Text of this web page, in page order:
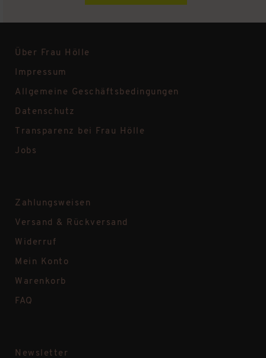
Über Frau Hölle
Impressum
Allgemeine Geschäftsbedingungen
Datenschutz
Transparenz bei Frau Hölle
Jobs
Zahlungsweisen
Versand & Rückversand
Widerruf
Mein Konto
Warenkorb
FAQ
Newsletter